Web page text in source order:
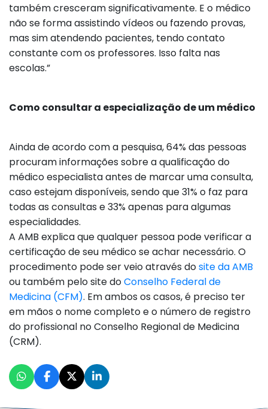
também cresceram significativamente. E o médico
não se forma assistindo vídeos ou fazendo provas,
mas sim atendendo pacientes, tendo contato
constante com os professores. Isso falta nas
escolas.”
Como consultar a especialização de um médico
Ainda de acordo com a pesquisa, 64% das pessoas
procuram informações sobre a qualificação do
médico especialista antes de marcar uma consulta,
caso estejam disponíveis, sendo que 31% o faz para
todas as consultas e 33% apenas para algumas
especialidades.
A AMB explica que qualquer pessoa pode verificar a
certificação de seu médico se achar necessário. O
procedimento pode ser veio através dosite da AMB
ou também pelo site doConselho Federal de
Medicina (CFM). Em ambos os casos, é preciso ter
em mãos o nome completo e o número de registro
do profissional no Conselho Regional de Medicina
(CRM).